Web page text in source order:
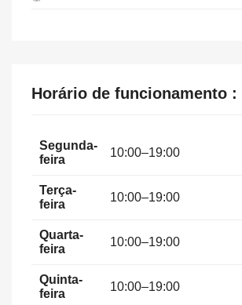
Horário de funcionamento :
Segunda-
feira
10:00–19:00
Terça-
feira
10:00–19:00
Quarta-
feira
10:00–19:00
Quinta-
feira
10:00–19:00